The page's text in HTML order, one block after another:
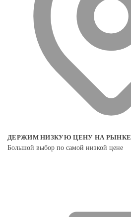
ДЕРЖИМ НИЗКУЮ ЦЕНУ НА РЫНКЕ
Большой выбор по самой низкой цене